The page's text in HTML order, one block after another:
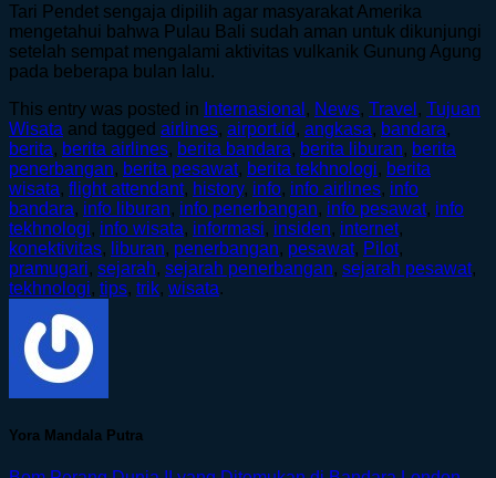
Tari Pendet sengaja dipilih agar masyarakat Amerika
mengetahui bahwa Pulau Bali sudah aman untuk dikunjungi
setelah sempat mengalami aktivitas vulkanik Gunung Agung
pada beberapa bulan lalu.
This entry was posted in Internasional , News, Travel , Tujuan
Wisata and tagged airlines, airport.id , angkasa, bandara,
berita, berita airlines, berita bandara, berita liburan, berita
penerbangan, berita pesawat, berita tekhnologi, berita
wisata, flight attendant, history, info, info airlines, info
bandara, info liburan, info penerbangan, info pesawat, info
tekhnologi, info wisata, informasi, insiden, internet,
konektivitas, liburan, penerbangan, pesawat, Pilot,
pramugari, sejarah, sejarah penerbangan, sejarah pesawat,
tekhnologi, tips, trik, wisata.
Yora Mandala Putra